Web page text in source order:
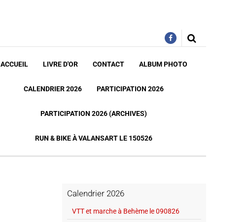
ACCUEIL LIVRE D'OR CONTACT ALBUM PHOTO
CALENDRIER 2026 PARTICIPATION 2026
PARTICIPATION 2026 (ARCHIVES)
RUN & BIKE À VALANSART LE 150526
Calendrier 2026
VTT et marche à Behème le 090826